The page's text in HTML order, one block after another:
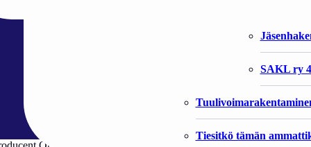
Kalat ja kalatalous
Vahinkoeläimet
Tiesitkö tämän
SAKL ry